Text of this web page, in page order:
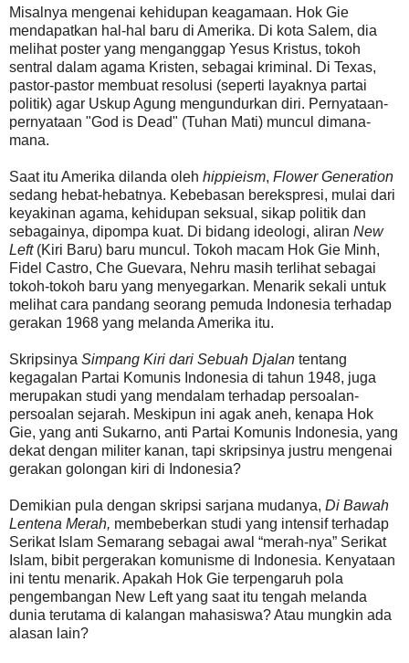
Misalnya mengenai kehidupan keagamaan. Hok Gie
mendapatkan hal-hal baru di Amerika. Di kota Salem, dia
melihat poster yang menganggap Yesus Kristus, tokoh
sentral dalam agama Kristen, sebagai kriminal. Di Texas,
pastor-pastor membuat resolusi (seperti layaknya partai
politik) agar Uskup Agung mengundurkan diri. Pernyataan-
pernyataan "God is Dead" (Tuhan Mati) muncul dimana-
mana.
Saat itu Amerika dilanda oleh hippieism, Flower Generation
sedang hebat-hebatnya. Kebebasan berekspresi, mulai dari
keyakinan agama, kehidupan seksual, sikap politik dan
sebagainya, dipompa kuat. Di bidang ideologi, aliran New
Left(Kiri Baru) baru muncul. Tokoh macam Hok Gie Minh,
Fidel Castro, Che Guevara, Nehru masih terlihat sebagai
tokoh-tokoh baru yang menyegarkan. Menarik sekali untuk
melihat cara pandang seorang pemuda Indonesia terhadap
gerakan 1968 yang melanda Amerika itu.
Skripsinya Simpang Kiri dari Sebuah Djalan tentang
kegagalan Partai Komunis Indonesia di tahun 1948, juga
merupakan studi yang mendalam terhadap persoalan-
persoalan sejarah. Meskipun ini agak aneh, kenapa Hok
Gie, yang anti Sukarno, anti Partai Komunis Indonesia, yang
dekat dengan militer kanan, tapi skripsinya justru mengenai
gerakan golongan kiri di Indonesia?
Demikian pula dengan skripsi sarjana mudanya, Di Bawah
Lentena Merah, membeberkan studi yang intensif terhadap
Serikat Islam Semarang sebagai awal “merah-nya” Serikat
Islam, bibit pergerakan komunisme di Indonesia. Kenyataan
ini tentu menarik. Apakah Hok Gie terpengaruh pola
pengembangan New Left yang saat itu tengah melanda
dunia terutama di kalangan mahasiswa? Atau mungkin ada
alasan lain?